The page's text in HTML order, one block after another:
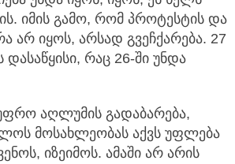
იმის გამო, რომ პროტესტის და
არ იყოს, არსად გვეჩქარება. 27
დასაწყისი, რაც 26-ში უნდა
უფრო აღლუმის გადაბარება,
მოსახლეობას აქვს უფლება
იზეიმოს. ამაში არ არის